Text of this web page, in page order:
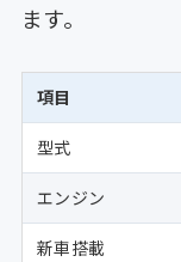
ます。
項目
型式
エンジン
新車搭載